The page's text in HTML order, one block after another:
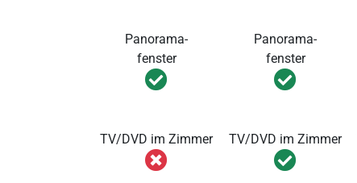
Panorama-
fenster
Panorama-
fenster
TV/DVD im Zimmer TV/DVD im Zimmer